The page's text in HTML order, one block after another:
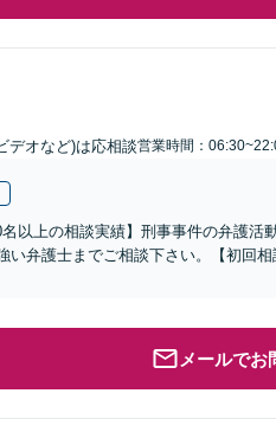
デオなど)は応相談営業時間：
以上の相談実績】刑事事件の弁護活
弁護士までご相談下さい。【初回
メールでお